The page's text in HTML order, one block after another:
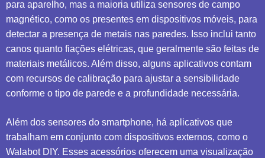
para aparelho, mas a maioria utiliza sensores de campo
magnético, como os presentes em dispositivos móveis, para
detectar a presença de metais nas paredes. Isso inclui tanto
canos quanto fiações elétricas, que geralmente são feitas de
materiais metálicos. Além disso, alguns aplicativos contam
com recursos de calibração para ajustar a sensibilidade
conforme o tipo de parede e a profundidade necessária.
Além dos sensores do smartphone, há aplicativos que
trabalham em conjunto com dispositivos externos, como o
Walabot DIY. Esses acessórios oferecem uma visualização